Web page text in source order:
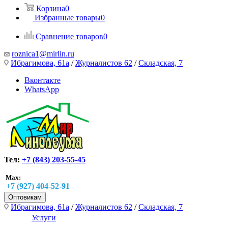
Корзина0
Избранные товары0
Сравнение товаров0
roznica1@mirlin.ru
Ибрагимова, 61а /Журналистов 62 /Складская, 7
Вконтакте
WhatsApp
Тел: +7 (843) 203-55-45
Max:
+7 (927) 404-52-91
Оптовикам
Ибрагимова, 61а /Журналистов 62 /Складская, 7
Услуги